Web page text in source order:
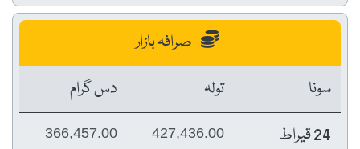
صرافہ بازار
سونا
تولہ
دس گرام
24 قیراط
427,436.00
366,457.00